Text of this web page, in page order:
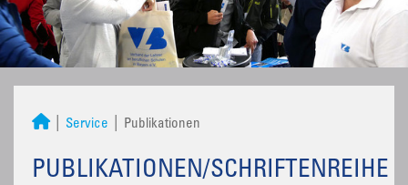
Service Publikationen
PUBLIKATIONEN/SCHRIFTENREIHE